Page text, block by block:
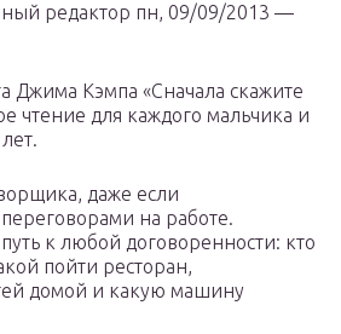
редактор пн, 09/09/2013 —
Джима Кэмпа «Сначала скажите
чтение для каждого мальчика и
даже если
на работе.
к любой договоренности: кто
пойти ресторан,
домой и какую машину